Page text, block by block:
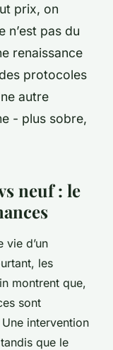
prix, on
n’est pas du
renaissance
protocoles
autre
- plus sobre,
neuf : le
vie d’un
les
montrent que,
sont
intervention
que le